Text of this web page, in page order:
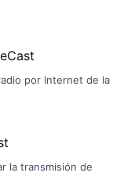
por Internet de la
la transmisión de